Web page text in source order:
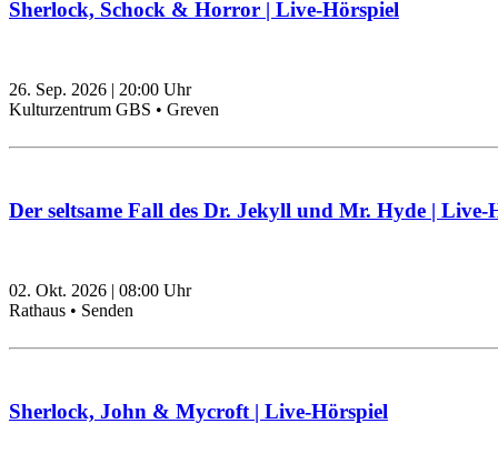
Sherlock, Schock & Horror | Live-Hörspiel
26. Sep. 2026 | 20:00 Uhr
Kulturzentrum GBS • Greven
Der seltsame Fall des Dr. Jekyll und Mr. Hyde | Live-
02. Okt. 2026 | 08:00 Uhr
Rathaus • Senden
Sherlock, John & Mycroft | Live-Hörspiel